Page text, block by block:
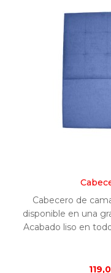
Cabecero de
disponible en una
Acabado liso en